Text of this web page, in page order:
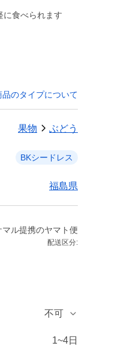
品のタイプについて
果物 ぶどう
BKシードレス
福島県
マル提携のヤマト便
配送区分:
不可
1~4日